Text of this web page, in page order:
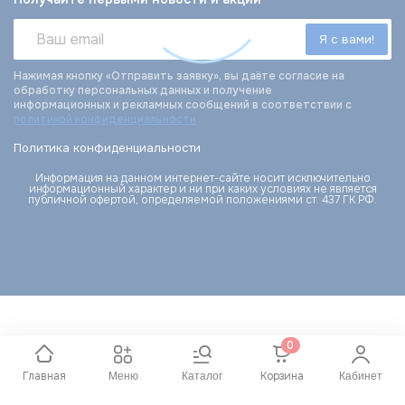
Нажимая кнопку «Отправить заявку», вы даёте согласие на
обработку персональных данных и получение
информационных и рекламных сообщений в соответствии с
политикой конфиденциальности
Политика конфиденциальности
Информация на данном интернет-сайте носит исключительно
информационный характер и ни при каких условиях не является
публичной офертой, определяемой положениями ст. 437 ГК РФ.
Главная Меню Каталог
0
Корзина Кабинет